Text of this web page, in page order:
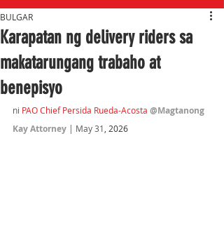
Karapatan ng delivery riders sa
makatarungang trabaho at
benepisyo
BULGAR
ni PAO Chief Persida Rueda-Acosta @Magtanong
Kay Attorney | May 31 , 2026